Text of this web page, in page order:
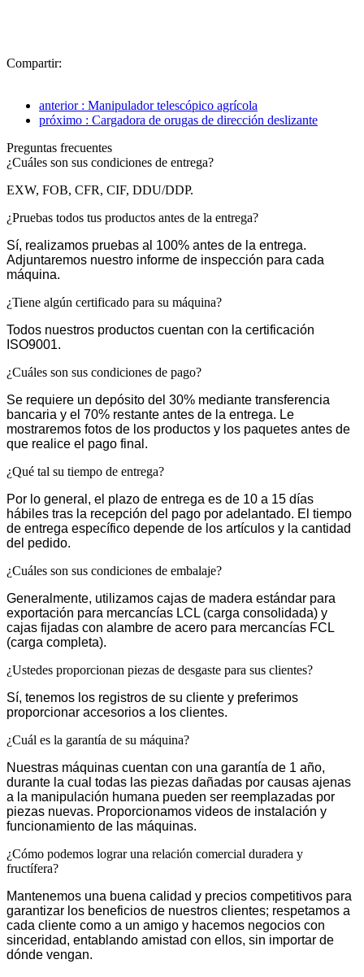
Compartir:
anterior : Manipulador telescópico agrícola
próximo : Cargadora de orugas de dirección deslizante
Preguntas frecuentes
¿Cuáles son sus condiciones de entrega?
EXW, FOB, CFR, CIF, DDU/DDP.
¿Pruebas todos tus productos antes de la entrega?
Sí, realizamos pruebas al 100% antes de la entrega.
Adjuntaremos nuestro informe de inspección para cada
máquina.
¿Tiene algún certificado para su máquina?
Todos nuestros productos cuentan con la certificación
ISO9001.
¿Cuáles son sus condiciones de pago?
Se requiere un depósito del 30% mediante transferencia
bancaria y el 70% restante antes de la entrega. Le
mostraremos fotos de los productos y los paquetes antes de
que realice el pago final.
¿Qué tal su tiempo de entrega?
Por lo general, el plazo de entrega es de 10 a 15 días
hábiles tras la recepción del pago por adelantado. El tiempo
de entrega específico depende de los artículos y la cantidad
del pedido.
¿Cuáles son sus condiciones de embalaje?
Generalmente, utilizamos cajas de madera estándar para
exportación para mercancías LCL (carga consolidada) y
cajas fijadas con alambre de acero para mercancías FCL
(carga completa).
¿Ustedes proporcionan piezas de desgaste para sus clientes?
Sí, tenemos los registros de su cliente y preferimos
proporcionar accesorios a los clientes.
¿Cuál es la garantía de su máquina?
Nuestras máquinas cuentan con una garantía de 1 año,
durante la cual todas las piezas dañadas por causas ajenas
a la manipulación humana pueden ser reemplazadas por
piezas nuevas. Proporcionamos videos de instalación y
funcionamiento de las máquinas.
¿Cómo podemos lograr una relación comercial duradera y
fructífera?
Mantenemos una buena calidad y precios competitivos para
garantizar los beneficios de nuestros clientes; respetamos a
cada cliente como a un amigo y hacemos negocios con
sinceridad, entablando amistad con ellos, sin importar de
dónde vengan.